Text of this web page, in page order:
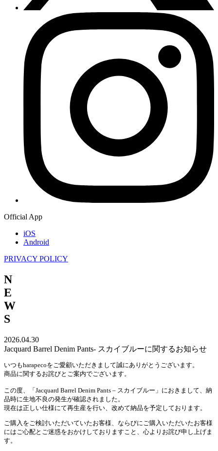
Official App
iOS
Android
PRIVACY POLICY
N
E
W
S
2026.04.30
Jacquard Barrel Denim Pants- スカイブルーに関するお知らせ
いつもharapecoをご愛顧いただきまして誠にありがとうございます。
商品に関するお詫びとご案内でございます。
この度、「Jacquard Barrel Denim Pants – スカイブルー」におきまして、納
品時に生地不良の発生が確認されました。
現在は正しい仕様にて再生産を行い、改めて納品を予定しております。
ご購入をご検討いただいていたお客様、ならびにご購入いただいたお客様
にはご心配とご迷惑をおかけしておりますこと、心よりお詫び申し上げま
す。